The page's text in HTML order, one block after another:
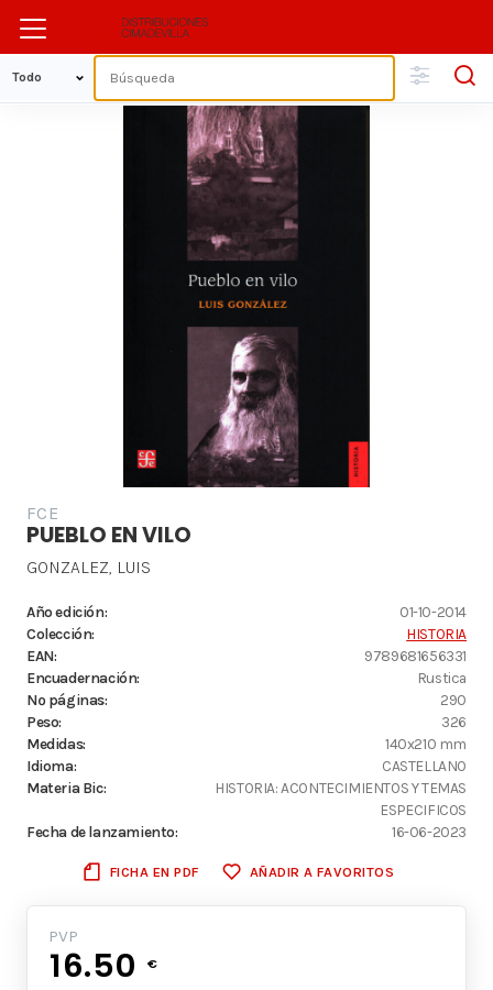
FCE
PUEBLO EN VILO
GONZALEZ, LUIS
Año edición:
01-10-2014
Colección:
HISTORIA
EAN:
9789681656331
Encuadernación:
Rustica
Nº páginas:
290
Peso:
326
Medidas:
140x210 mm
Idioma:
CASTELLANO
Materia Bic:
HISTORIA: ACONTECIMIENTOS Y TEMAS
ESPECIFICOS
Fecha de lanzamiento:
16-06-2023
FICHA EN PDF AÑADIR A FAVORITOS
PVP
16.50 €